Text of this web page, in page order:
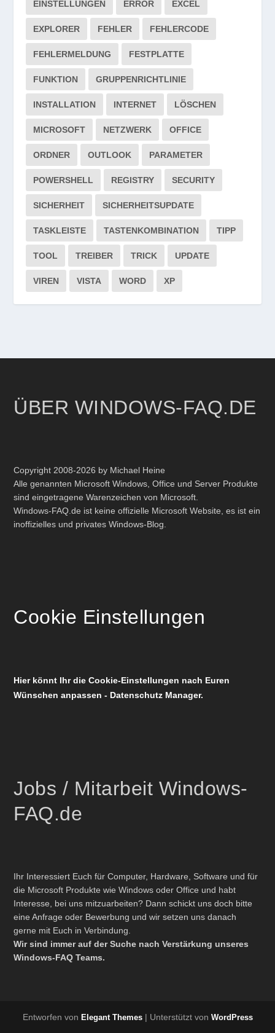
EINSTELLUNGEN ERROR EXCEL
EXPLORER FEHLER FEHLERCODE
FEHLERMELDUNG FESTPLATTE
FUNKTION GRUPPENRICHTLINIE
INSTALLATION INTERNET LÖSCHEN
MICROSOFT NETZWERK OFFICE
ORDNER OUTLOOK PARAMETER
POWERSHELL REGISTRY SECURITY
SICHERHEIT SICHERHEITSUPDATE
TASKLEISTE TASTENKOMBINATION TIPP
TOOL TREIBER TRICK UPDATE
VIREN VISTA WORD XP
ÜBER WINDOWS-FAQ.DE
Copyright 2008-2026 by Michael Heine
Alle genannten Microsoft Windows, Office und Server Produkte
sind eingetragene Warenzeichen von Microsoft.
Windows-FAQ.de ist keine offizielle Microsoft Website, es ist ein
inoffizielles und privates Windows-Blog.
Cookie Einstellungen
Hier könnt Ihr die Cookie-Einstellungen nach Euren
Wünschen anpassen - Datenschutz Manager.
Jobs / Mitarbeit Windows-
FAQ.de
Ihr Interessiert Euch für Computer, Hardware, Software und für
die Microsoft Produkte wie Windows oder Office und habt
Interesse, bei uns mitzuarbeiten? Dann schickt uns doch bitte
eine Anfrage oder Bewerbung und wir setzen uns danach
gerne mit Euch in Verbindung.
Wir sind immer auf der Suche nach Verstärkung unseres
Windows-FAQ Teams.
Entworfen von Elegant Themes| Unterstützt von WordPress